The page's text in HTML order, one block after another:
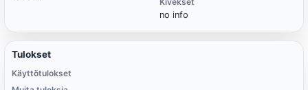
no info
Tulokset
Käyttötulokset